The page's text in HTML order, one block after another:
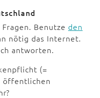
Benutze den
nötig das Internet.
antworten.
(=
öffentlichen